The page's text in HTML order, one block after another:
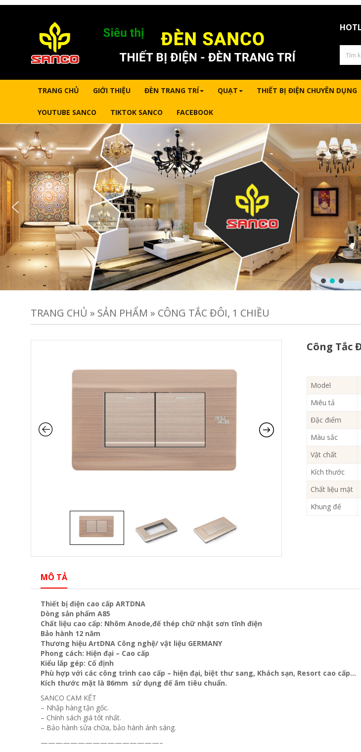
TRANG CHỦ GIỚI THIỆU ĐÈN TRANG TRÍ QUẠT THIẾT BỊ ĐIỆN CHUYÊN DỤNG
YOUTUBE SANCO TIKTOK SANCO FACEBOOK
TRANG CHỦ » SẢN PHẨM » CÔNG TẮC ĐÔI, 1 CHIỀU
Công Tắc
Model
Miêu tả
Đặc điểm
Màu sắc
Vật chất
Kích thước
Chất liệu mặt
Khung đế
MÔ TẢ
Thiết bị điện cao cấp ARTDNA
Dòng sản phẩm A85
Chất liệu cao cấp: Nhôm Anode,đế thép chữ nhật sơn tĩnh điện
Bảo hành 12 năm
Thương hiệu ArtDNA Công nghệ/ vật liệu GERMANY
Phong cách: Hiện đại – Cao cấp
Kiểu lắp gép: Cố định
Phù hợp với các công trình cao cấp – hiện đại, biệt thư sang, Khách sạn, Resort cao cấp…
Kích thước mặt là 86mm sử dụng đế âm tiêu chuẩn.
SANCO CAM KẾT
– Nhập hàng tận gốc.
– Chính sách giá tốt nhất.
– Bảo hành sửa chữa, bảo hành ánh sáng.
————————————————–